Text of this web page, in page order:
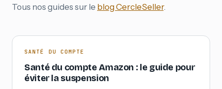
Tous nos guides sur le blog CercleSeller.
SANTÉ DU COMPTE
Santé du compte Amazon : le guide pour
éviter la suspension